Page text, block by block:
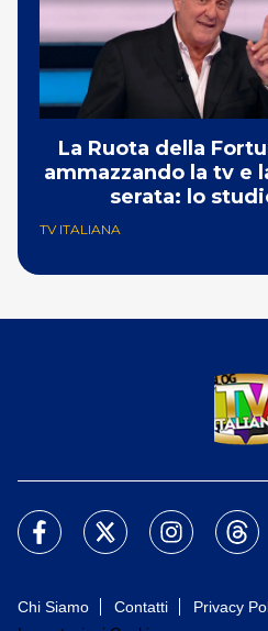
La Ruota della
ammazzando la tv e
serata: lo
TV ITALIANA
Chi Siamo Contatti Privacy